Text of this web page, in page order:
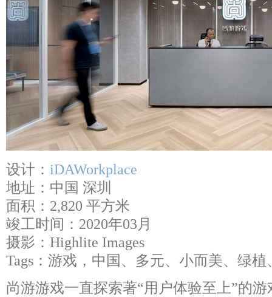
设计： iDAWorkplace
地址：中国 深圳
面积：2,820 平方米
竣工时间：2020年03月
摄影：Highlite Images
Tags：游戏，中国、多元、小而美、绿
尚游游戏一直探索著“用户体验至上”的